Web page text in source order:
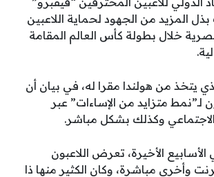
المزيد من الجهود لحماية اللاعبين
خلال بطولة كأس العالم المقامة
يتخذ من هولندا مقرا له، في بيان أن
لـ”نمط متزايد من الإساءات” عبر
وكذلك بشكل مباشر.
الأسابيع الأخيرة، تعرض اللاعبون
وأخرى مباشرة، وكان الكثير منها ذا